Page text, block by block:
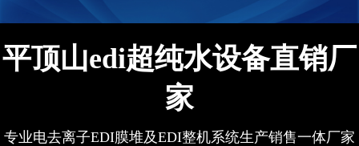
平顶山edi超纯水设备直销厂
家
专业电去离子EDI膜堆及EDI整机系统生产销售一体厂家